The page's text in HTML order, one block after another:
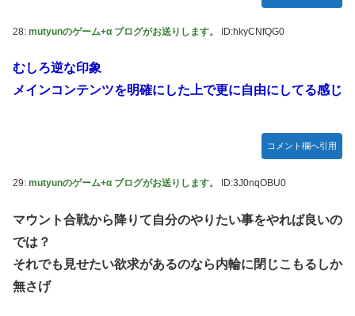
28: mutyunのゲーム+α ブログがお送りします。 ID:hkyCNfQG0
むしろ逆な印象
メインコンテンツを明確にした上で更に自由にしてる感じ
コメント欄へ引用
29: mutyunのゲーム+α ブログがお送りします。 ID:3J0nqOBU0
マウント合戦から降りて自分のやりたい事をやれば良いの
では？
それでも見せたい欲求があるのなら内輪に閉じこもるしか
無さげ